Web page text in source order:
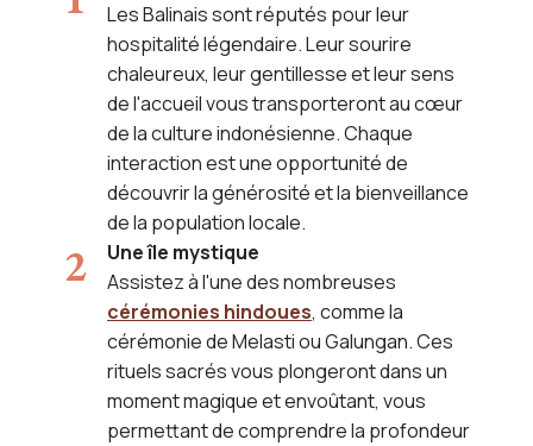
Les Balinais sont réputés pour leur
hospitalité légendaire. Leur sourire
chaleureux, leur gentillesse et leur sens
de l'accueil vous transporteront au cœur
de la culture indonésienne. Chaque
interaction est une opportunité de
découvrir la générosité et la bienveillance
de la population locale.
Une île mystique
Assistez à l'une des nombreuses
cérémonies hindoues, comme la
cérémonie de Melasti ou Galungan. Ces
rituels sacrés vous plongeront dans un
moment magique et envoûtant, vous
permettant de comprendre la profondeur